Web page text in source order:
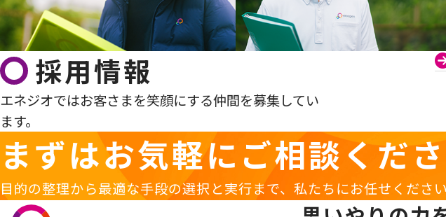
採用情報
エネジオではお客さまを笑顔にする仲間を募集してい
ます。
まずはお気軽に ご相談くださ
目的の整理から最適な手段の選択と実行まで、私たちにお任せください